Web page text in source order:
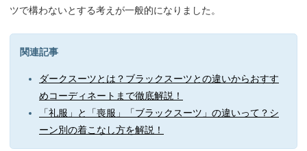
ツで構わないとする考えが一般的になりました。
関連記事
ダークスーツとは？ブラックスーツとの違いからおすす
めコーディネートまで徹底解説！
「礼服」と「喪服」「ブラックスーツ」の違いって？シ
ーン別の着こなし方を解説！